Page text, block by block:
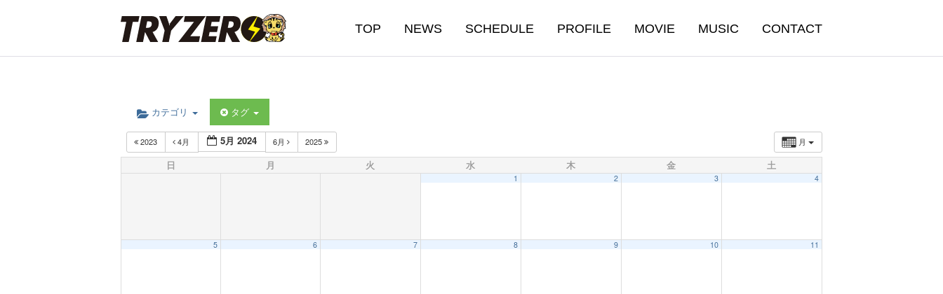
TOP NEWS SCHEDULE PROFILE MOVIE MUSIC CONTACT
カテゴリ タグ
月
2023 4月 5月 2024 6月 2025
日 月 火 水 木 金 土
1 2 3 4
5 6 7 8 9 10 11